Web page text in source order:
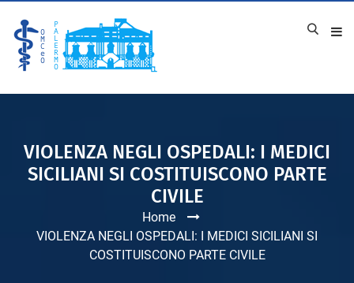
VIOLENZA NEGLI OSPEDALI: I MEDICI
SICILIANI SI COSTITUISCONO PARTE
CIVILE
Home
VIOLENZA NEGLI OSPEDALI: I MEDICI SICILIANI SI
COSTITUISCONO PARTE CIVILE